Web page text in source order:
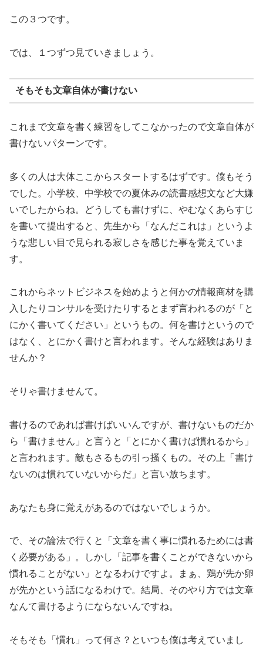
この３つです。
では、１つずつ見ていきましょう。
そもそも文章自体が書けない
これまで文章を書く練習をしてこなかったので文章自体が
書けないパターンです。
多くの人は大体ここからスタートするはずです。僕もそう
でした。小学校、中学校での夏休みの読書感想文など大嫌
いでしたからね。どうしても書けずに、やむなくあらすじ
を書いて提出すると、先生から「なんだこれは」というよ
うな悲しい目で見られる寂しさを感じた事を覚えていま
す。
これからネットビジネスを始めようと何かの情報商材を購
入したりコンサルを受けたりするとまず言われるのが「と
にかく書いてください」というもの。何を書けというので
はなく、とにかく書けと言われます。そんな経験はありま
せんか？
そりゃ書けませんて。
書けるのであれば書けばいいんですが、書けないものだか
ら「書けません」と言うと「とにかく書けば慣れるから」
と言われます。敵もさるもの引っ掻くもの。その上「書け
ないのは慣れていないからだ」と言い放ちます。
あなたも身に覚えがあるのではないでしょうか。
で、その論法で行くと「文章を書く事に慣れるためには書
く必要がある」。しかし「記事を書くことができないから
慣れることがない」となるわけですよ。まぁ、鶏が先か卵
が先かという話になるわけで。結局、そのやり方では文章
なんて書けるようにならないんですね。
そもそも「慣れ」って何さ？といつも僕は考えていまし